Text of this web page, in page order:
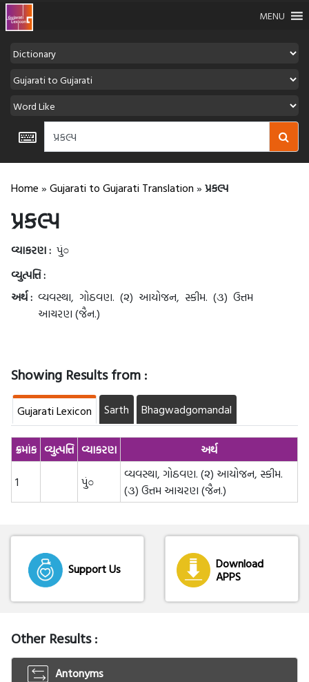
MENU
Home » Gujarati to Gujarati Translation » પ્રકલ્પ
પ્રકલ્પ
વ્યાકરણ : પું○
વ્યુત્પત્તિ :
અર્થ : વ્યવસ્થા, ગોઠવણ. (૨) આયોજન, સ્કીમ. (૩) ઉત્તમ
આચરણ (જૈન.)
Showing Results from :
Gujarati Lexicon Sarth Bhagwadgomandal
ક્રમાંક વ્યુત્પત્તિ વ્યાકરણ
અર્થ
1
પું○
વ્યવસ્થા, ગોઠવણ. (૨) આયોજન, સ્કીમ.
(૩) ઉત્તમ આચરણ (જૈન.)
Support Us Download
APPS
Other Results :
Antonyms